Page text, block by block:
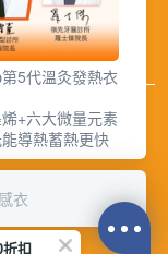
休息）
司
5代溫灸發熱衣
+六大微量元素
導熱蓄熱更快
衣
扣